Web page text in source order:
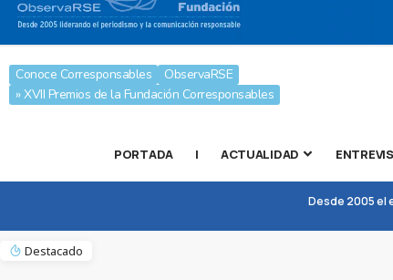
Conoce Corresponsables
ObservaRSE
» XVII Premios de la Fundación Corresponsables
PORTADA | ACTUALIDAD
Desde 2005 el
Destacado